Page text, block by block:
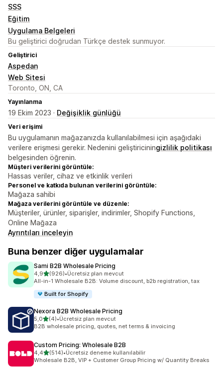
SSS
Eğitim
Uygulama Belgeleri
Bu geliştirici doğrudan Türkçe destek sunmuyor.
Geliştirici
Aspedan
Web Sitesi
Toronto, ON, CA
Yayınlanma
19 Ekim 2023 · Değişiklik günlüğü
Veri erişimi
Bu uygulamanın mağazanızda kullanılabilmesi için aşağıdaki
verilere erişmesi gerekir. Nedenini geliştiriciningizlilik politikası
belgesinden öğrenin.
Müşteri verilerini görüntüle:
Hassas veriler, cihaz ve etkinlik verileri
Personel ve katkıda bulunan verilerini görüntüle:
Mağaza sahibi
Mağaza verilerini görüntüle ve düzenle:
Müşteriler, ürünler, siparişler, indirimler, Shopify Functions,
Online Mağaza
Ayrıntıları inceleyin
Buna benzer diğer uygulamalar
Sami B2B Wholesale Pricing
4,95 yıldız üzerinden
(926)
toplam 926 değerlendirme
•Ücretsiz plan mevcut
All-in-1 Wholesale B2B: Volume discount, b2b registration, tax
Built for Shopify
Nexora B2B Wholesale Pricing
5,05 yıldız üzerinden
(4)
toplam 4 değerlendirme
•Ücretsiz plan mevcut
B2B wholesale pricing, quotes, net terms & invoicing
Custom Pricing: Wholesale B2B
4,45 yıldız üzerinden
(514)
toplam 514 değerlendirme
•Ücretsiz deneme kullanılabilir
Wholesale B2B, VIP + Customer Group Pricing w/ Quantity Breaks